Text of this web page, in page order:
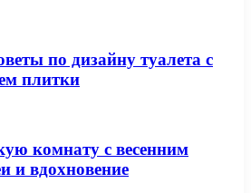
по дизайну туалета с
плитки
комнату с весенним
и вдохновение